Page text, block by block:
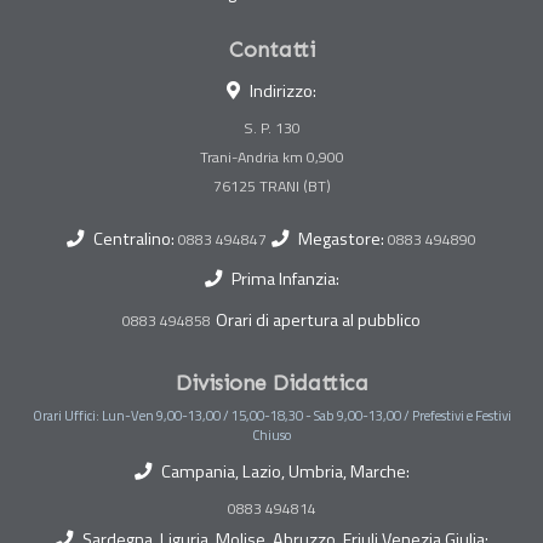
Contatti
Indirizzo:
S. P. 130
Trani-Andria km 0,900
Centralino: 0883 494847 Megastore: 0883 494890
Prima Infanzia:
0883 494858 Orari di apertura al pubblico
Divisione Didattica
Orari Uffici: Lun-Ven 9,00-13,00 / 15,00-18,30 - Sab 9,00-13,00 / Prefestivi e Festivi
Chiuso
Campania, Lazio, Umbria, Marche:
0883 494814